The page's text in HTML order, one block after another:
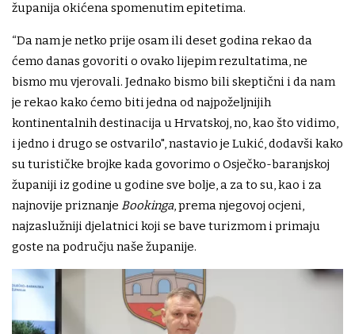
županija okićena spomenutim epitetima.
“Da nam je netko prije osam ili deset godina rekao da
ćemo danas govoriti o ovako lijepim rezultatima, ne
bismo mu vjerovali. Jednako bismo bili skeptični i da nam
je rekao kako ćemo biti jedna od najpoželjnijih
kontinentalnih destinacija u Hrvatskoj, no, kao što vidimo,
i jedno i drugo se ostvarilo", nastavio je Lukić, dodavši kako
su turističke brojke kada govorimo o Osječko-baranjskoj
županiji iz godine u godine sve bolje, a za to su, kao i za
najnovije priznanje Bookinga, prema njegovoj ocjeni,
najzaslužniji djelatnici koji se bave turizmom i primaju
goste na području naše županije.